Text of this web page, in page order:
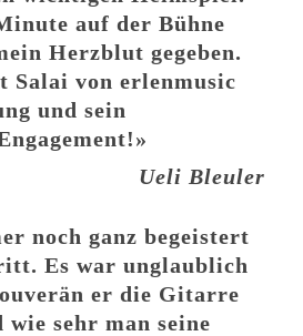
auf der Bühne
Herzblut gegeben.
Salai von erlenmusic
und sein
Ueli Bleuler
noch ganz begeistert
Es war unglaublich
er die Gitarre
sehr man seine